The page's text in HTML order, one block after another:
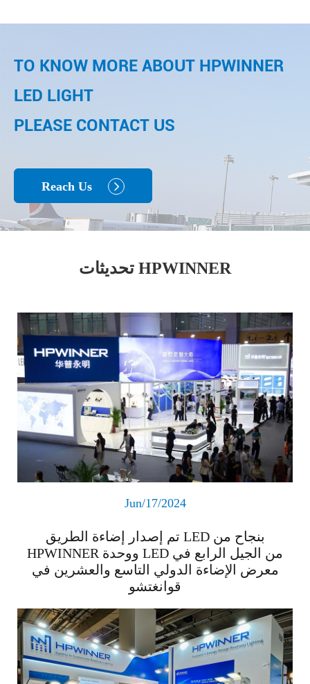
TO KNOW MORE ABOUT HPWINNER
LED LIGHT
PLEASE CONTACT US
Reach Us 
تحديثات HPWINNER
Jun/17/2024
تم إصدار إضاءة الطريق LED بنجاح من
HPWINNER ووحدة LED من الجيل الرابع في
معرض الإضاءة الدولي التاسع والعشرين في
قوانغتشو
اقرأ المزيد